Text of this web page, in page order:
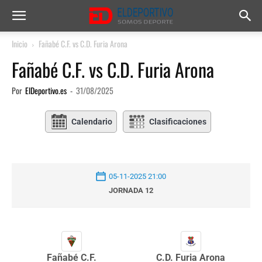
Inicio Fañabé C.F. vs C.D. Furia Arona
Fañabé C.F. vs C.D. Furia Arona
Por ElDeportivo.es - 31/08/2025
Calendario Clasificaciones
05-11-2025 21:00
JORNADA 12
Fañabé C.F. C.D. Furia Arona